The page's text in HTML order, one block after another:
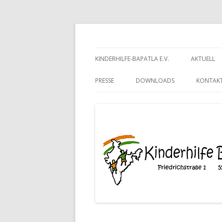
KINDERHILFE-BAPATLA E.V. AKTUELL
PRESSE DOWNLOADS